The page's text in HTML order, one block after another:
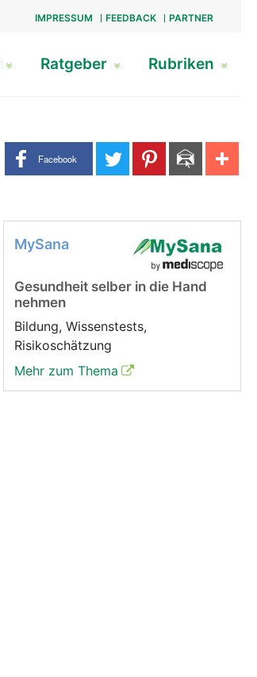
IMPRESSUM FEEDBACK PARTNER
Ratgeber Rubriken
Share buttons
Facebook
MySana
Gesundheit selber in die Hand
nehmen
Bildung, Wissenstests,
Risikoschätzung
Mehr zum Thema